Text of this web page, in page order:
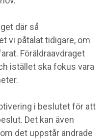
där så
vi påtalat tidigare, om
Föräldraavdraget
istället ska fokus vara
i beslutet för att
Det kan även
det uppstår ändrade